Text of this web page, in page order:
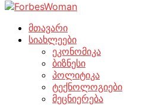
მთავარი
სიახლეები
ეკონომიკა
ბიზნესი
პოლიტიკა
ტექნოლოგიები
მეცნიერება